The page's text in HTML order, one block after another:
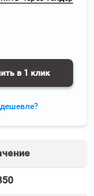
в 1 клик